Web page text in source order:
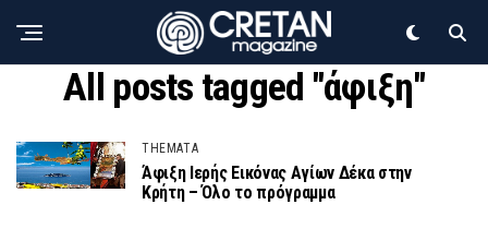
All posts tagged "άφιξη"
THEMATA
Άφιξη Ιερής Εικόνας Αγίων Δέκα στην
Κρήτη – Όλο το πρόγραμμα